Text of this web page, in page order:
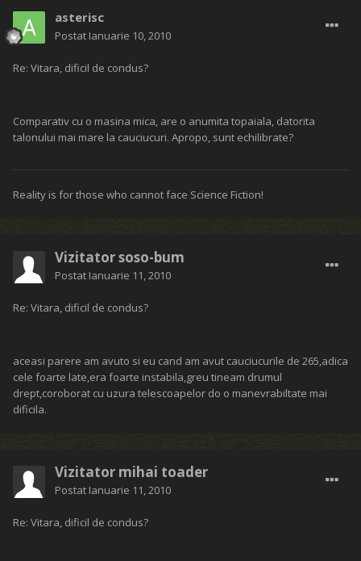
asterisc
Postat Ianuarie 10, 2010
Re: Vitara, dificil de condus?
Comparativ cu o masina mica, are o anumita topaiala, datorita
talonului mai mare la cauciucuri. Apropo, sunt echilibrate?
Reality is for those who cannot face Science Fiction!
Vizitator soso-bum
Postat Ianuarie 11, 2010
Re: Vitara, dificil de condus?
aceasi parere am avuto si eu cand am avut cauciucurile de 265,adica
cele foarte late,era foarte instabila,greu tineam drumul
drept,coroborat cu uzura telescoapelor do o manevrabiltate mai
dificila.
Vizitator mihai toader
Postat Ianuarie 11, 2010
Re: Vitara, dificil de condus?